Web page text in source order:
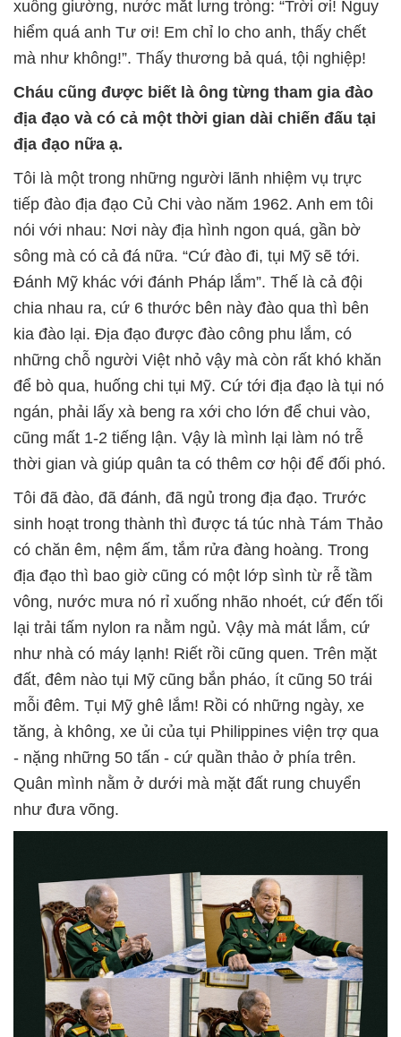
xuống giường, nước mắt lưng tròng: “Trời ơi! Nguy
hiểm quá anh Tư ơi! Em chỉ lo cho anh, thấy chết
mà như không!”. Thấy thương bả quá, tội nghiệp!
Cháu cũng được biết là ông từng tham gia đào
địa đạo và có cả một thời gian dài chiến đấu tại
địa đạo nữa ạ.
Tôi là một trong những người lãnh nhiệm vụ trực
tiếp đào địa đạo Củ Chi vào năm 1962. Anh em tôi
nói với nhau: Nơi này địa hình ngon quá, gần bờ
sông mà có cả đá nữa. “Cứ đào đi, tụi Mỹ sẽ tới.
Đánh Mỹ khác với đánh Pháp lắm”. Thế là cả đội
chia nhau ra, cứ 6 thước bên này đào qua thì bên
kia đào lại. Địa đạo được đào công phu lắm, có
những chỗ người Việt nhỏ vậy mà còn rất khó khăn
để bò qua, huống chi tụi Mỹ. Cứ tới địa đạo là tụi nó
ngán, phải lấy xà beng ra xới cho lớn để chui vào,
cũng mất 1-2 tiếng lận. Vậy là mình lại làm nó trễ
thời gian và giúp quân ta có thêm cơ hội để đối phó.
Tôi đã đào, đã đánh, đã ngủ trong địa đạo. Trước
sinh hoạt trong thành thì được tá túc nhà Tám Thảo
có chăn êm, nệm ấm, tắm rửa đàng hoàng. Trong
địa đạo thì bao giờ cũng có một lớp sình từ rễ tầm
vông, nước mưa nó rỉ xuống nhão nhoét, cứ đến tối
lại trải tấm nylon ra nằm ngủ. Vậy mà mát lắm, cứ
như nhà có máy lạnh! Riết rồi cũng quen. Trên mặt
đất, đêm nào tụi Mỹ cũng bắn pháo, ít cũng 50 trái
mỗi đêm. Tụi Mỹ ghê lắm! Rồi có những ngày, xe
tăng, à không, xe ủi của tụi Philippines viện trợ qua
- nặng những 50 tấn - cứ quần thảo ở phía trên.
Quân mình nằm ở dưới mà mặt đất rung chuyển
như đưa võng.